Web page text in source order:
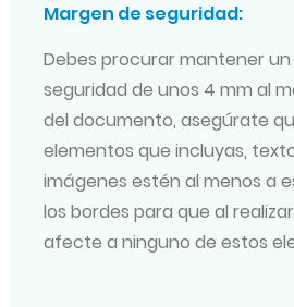
Margen de seguridad:
Debes procurar mantener
seguridad de unos 4 mm al
del documento, asegúrate
elementos que incluyas,
imágenes estén al menos a
los bordes para que al
afecte a ninguno de estos